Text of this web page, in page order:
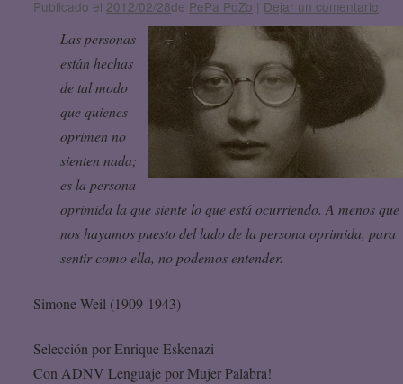
Publicado el 2012/02/28de PePa PoZo | Dejar un comentario
Las personas
están hechas
de tal modo
que quienes
oprimen no
sienten nada;
es la persona
oprimida la que siente lo que está ocurriendo. A menos que
nos hayamos puesto del lado de la persona oprimida, para
sentir como ella, no podemos entender.
Simone Weil (1909-1943)
Selección por Enrique Eskenazi
Con ADNV Lenguaje por Mujer Palabra!